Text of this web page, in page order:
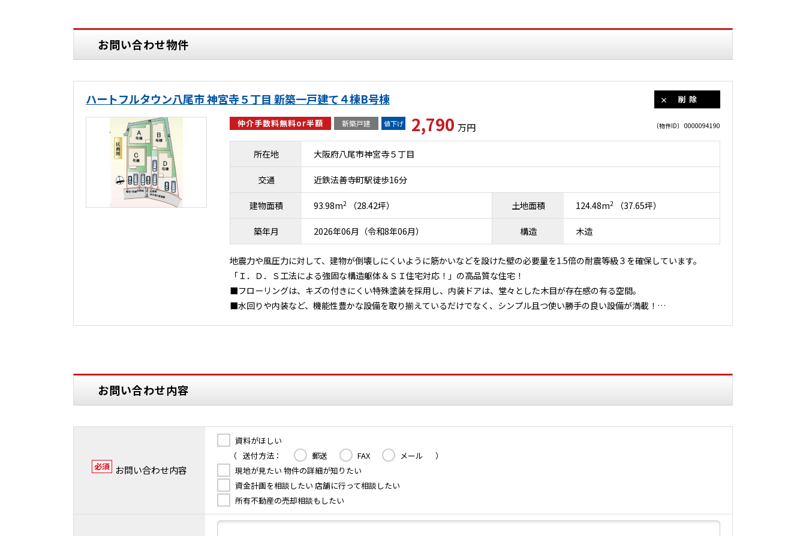
お問い合わせ物件
ハートフルタウン八尾市 神宮寺５丁目 新築一戸建て４棟B号棟 削除
〔物件ID〕 0000094190
仲介手数料無料or半額 新築戸建 値下げ 2,790 万円
所在地 大阪府八尾市神宮寺５丁目
交通 近鉄法善寺町駅徒歩16分
建物面積 93.98m2 （28.42坪） 土地面積 124.48m2 （37.65坪）
築年月 2026年06月（令和8年06月） 構造 木造
地震力や風圧力に対して、建物が倒壊しにくいように筋かいなどを設けた壁の必要量を1.5倍の耐震等級３を確保しています。
「Ｉ．Ｄ．Ｓ工法による強固な構造躯体＆ＳＩ住宅対応！」の高品質な住宅！
■フローリングは、キズの付きにくい特殊塗装を採用し、内装ドアは、堂々とした木目が存在感の有る空間。
■水回りや内装など、機能性豊かな設備を取り揃えているだけでなく、シンプル且つ使い勝手の良い設備が満載！…
お問い合わせ内容
必須 お問い合わせ内容
資料がほしい
（ 送付方法： 郵送 FAX メール
）
現地が見たい 物件の詳細が知りたい
資金計画を相談したい 店舗に行って相談したい
所有不動産の売却相談もしたい